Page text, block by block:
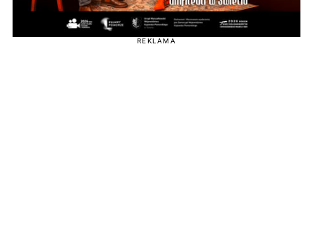
REKLAMA